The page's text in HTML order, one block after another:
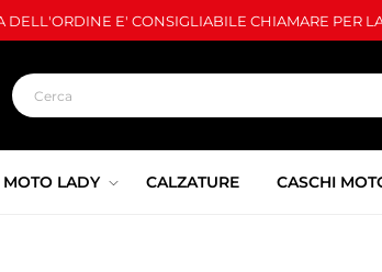
DELL'ORDINE E' CONSIGLIABILE CHIAMARE PER
LADY CALZATURE CASCHI